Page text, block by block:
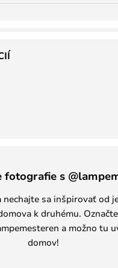
fotografie s
nechajte sa inšpirovať od
k druhému.
a možno tu
domov!